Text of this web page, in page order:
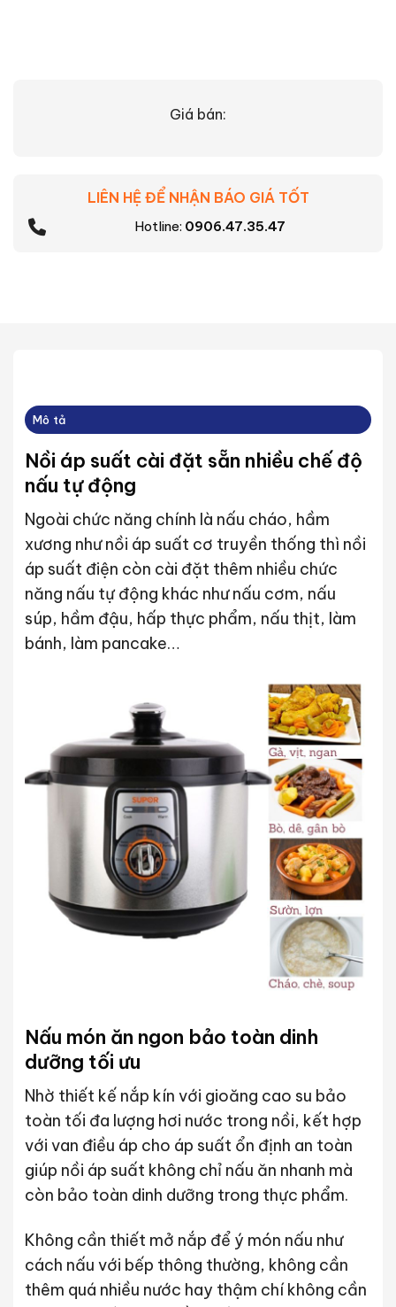
Giá bán:
LIÊN HỆ ĐỂ NHẬN BÁO GIÁ TỐT
Hotline: 0906.47.35.47
Mô tả
Nồi áp suất cài đặt sẵn nhiều chế độ
nấu tự động
Ngoài chức năng chính là nấu cháo, hầm
xương như nồi áp suất cơ truyền thống thì nồi
áp suất điện còn cài đặt thêm nhiều chức
năng nấu tự động khác như nấu cơm, nấu
súp, hầm đậu, hấp thực phẩm, nấu thịt, làm
bánh, làm pancake…
Nấu món ăn ngon bảo toàn dinh
dưỡng tối ưu
Nhờ thiết kế nắp kín với gioăng cao su bảo
toàn tối đa lượng hơi nước trong nồi, kết hợp
với van điều áp cho áp suất ổn định an toàn
giúp nồi áp suất không chỉ nấu ăn nhanh mà
còn bảo toàn dinh dưỡng trong thực phẩm.
Không cần thiết mở nắp để ý món nấu như
cách nấu với bếp thông thường, không cần
thêm quá nhiều nước hay thậm chí không cần